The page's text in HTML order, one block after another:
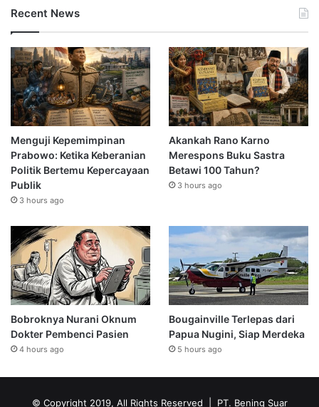
Recent News
Menguji Kepemimpinan
Prabowo: Ketika Keberanian
Politik Bertemu Kepercayaan
Publik
3 hours ago
Akankah Rano Karno
Merespons Buku Sastra
Betawi 100 Tahun?
3 hours ago
Bobroknya Nurani Oknum
Dokter Pembenci Pasien
4 hours ago
Bougainville Terlepas dari
Papua Nugini, Siap Merdeka
5 hours ago
© Copyright 2019, All Rights Reserved | PT. Bening Suar